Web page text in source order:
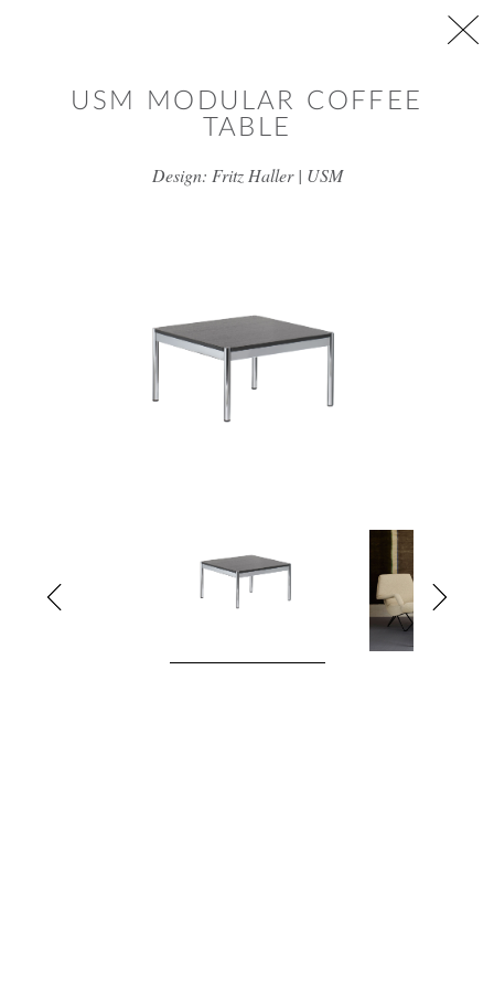
USM MODULAR COFFEE
TABLE
Design: Fritz Haller | USM